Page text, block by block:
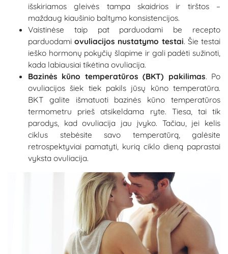
išskiriamos gleivės tampa skaidrios ir tirštos –
maždaug kiaušinio baltymo konsistencijos.
Vaistinėse taip pat parduodami be recepto
parduodamiovuliacijos nustatymo testai. Šie testai
ieško hormonų pokyčių šlapime ir gali padėti sužinoti,
kada labiausiai tikėtina ovuliacija.
Bazinės kūno temperatūros (BKT) pakilimas. Po
ovuliacijos šiek tiek pakils jūsų kūno temperatūra.
BKT galite išmatuoti bazinės kūno temperatūros
termometru prieš atsikeldama ryte. Tiesa, tai tik
parodys, kad ovuliacija jau įvyko. Tačiau, jei kelis
ciklus stebėsite savo temperatūrą, galėsite
retrospektyviai pamatyti, kurią ciklo dieną paprastai
vyksta ovuliacija.